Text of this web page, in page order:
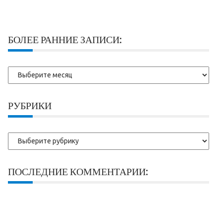
БОЛЕЕ РАННИЕ ЗАПИСИ:
Более
ранние
РУБРИКИ
Рубрики
ПОСЛЕДНИЕ КОММЕНТАРИИ: